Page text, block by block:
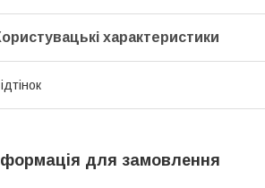
характеристики
для замовлення